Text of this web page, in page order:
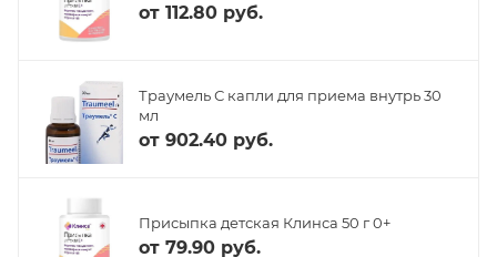
от 112.80 руб.
Траумель С капли для приема внутрь 30
мл
от 902.40 руб.
Присыпка детская Клинса 50 г 0+
от 79.90 руб.